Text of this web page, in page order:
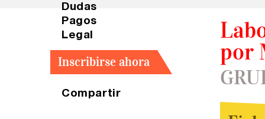
Dudas
Pagos
Legal
Inscribirse ahora
Compartir
por